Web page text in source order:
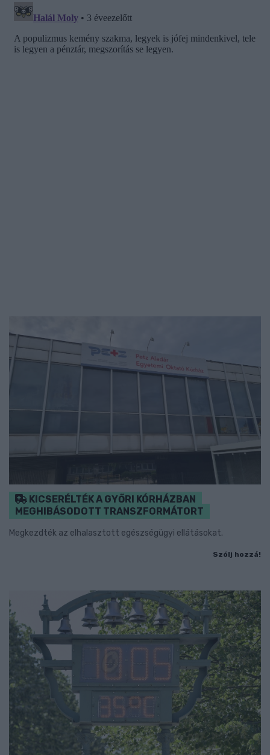
KICSERÉLTÉK A GYŐRI KÓRHÁZBAN
MEGHIBÁSODOTT TRANSZFORMÁTORT
Megkezdték az elhalasztott egészségügyi ellátásokat.
Szólj hozzá!